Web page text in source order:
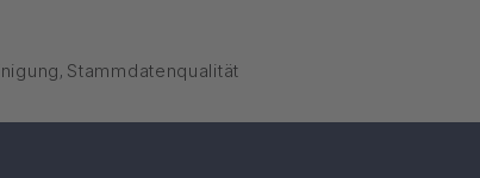
, Stammdatenqualität